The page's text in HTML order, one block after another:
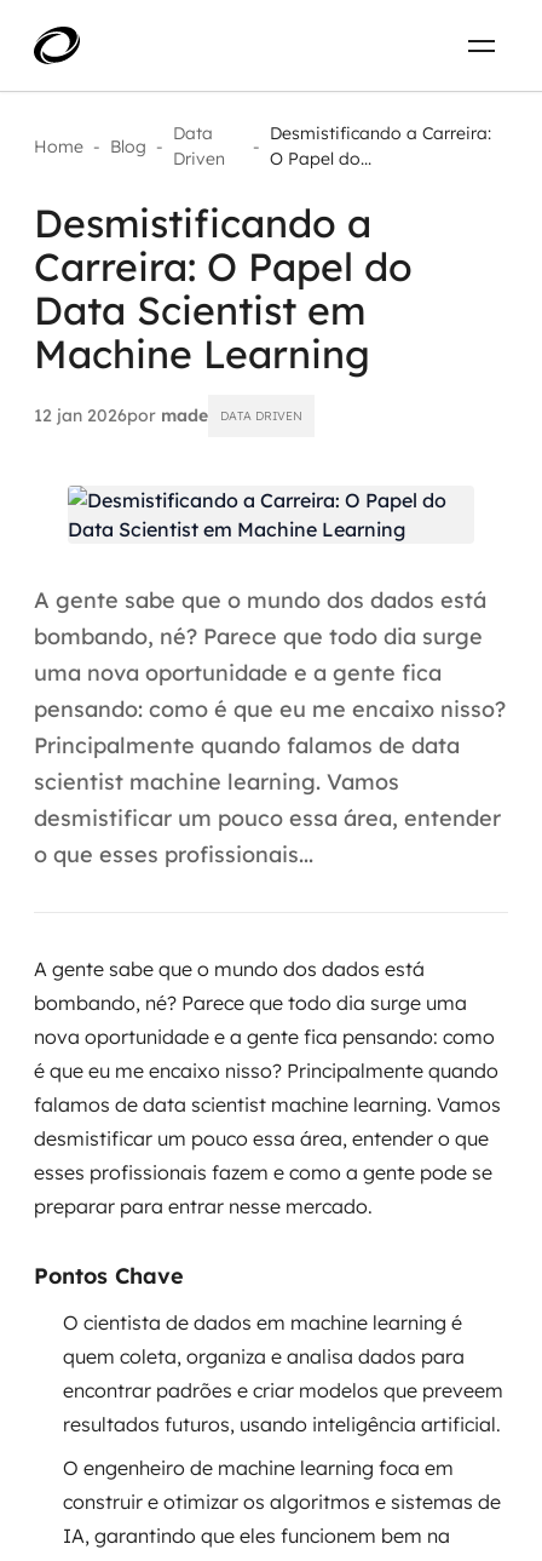
Aplicar IA com impacto real
AI / Machine Learning
IA Generativa
Agentes de IA
Aceleradores de IA
Automação inteligente
Integração de IA
AI Day
Transformar dados em decisão
Data Analytics
Business Intelligence
Data Lakes & Warehouses
Governança de dados
Modernização de aplicações
Desenvolvimento web e mobile
Modernização tecnológica
Migração para Cloud
UX / UI design
Projetos
Carreira
Home - Blog -
Data
Driven
-
Desmistificando a Carreira:
O Papel do...
Desmistificando a
Carreira: O Papel do
Data Scientist em
Machine Learning
12 jan 2026por made DATA DRIVEN
A gente sabe que o mundo dos dados está
bombando, né? Parece que todo dia surge
uma nova oportunidade e a gente fica
pensando: como é que eu me encaixo nisso?
Principalmente quando falamos de data
scientist machine learning. Vamos
desmistificar um pouco essa área, entender
o que esses profissionais...
A gente sabe que o mundo dos dados está
bombando, né? Parece que todo dia surge uma
nova oportunidade e a gente fica pensando: como
é que eu me encaixo nisso? Principalmente quando
falamos de data scientist machine learning. Vamos
desmistificar um pouco essa área, entender o que
esses profissionais fazem e como a gente pode se
preparar para entrar nesse mercado.
Pontos Chave
O cientista de dados em machine learning é
quem coleta, organiza e analisa dados para
encontrar padrões e criar modelos que preveem
resultados futuros, usando inteligência artificial.
O engenheiro de machine learning foca em
construir e otimizar os algoritmos e sistemas de
IA, garantindo que eles funcionem bem na